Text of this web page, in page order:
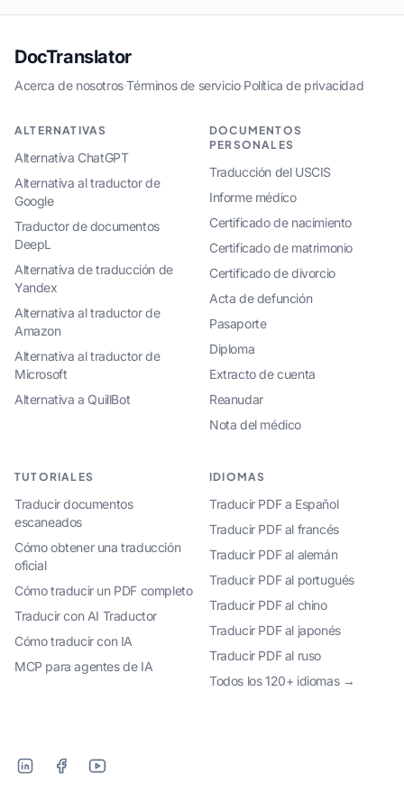
DocTranslator
Acerca de nosotros·Términos de servicio·Política de privacidad
ALTERNATIVAS
Alternativa ChatGPT
Alternativa al traductor de
Google
Traductor de documentos
DeepL
Alternativa de traducción de
Yandex
Alternativa al traductor de
Amazon
Alternativa al traductor de
Microsoft
Alternativa a QuillBot
DOCUMENTOS
PERSONALES
Traducción del USCIS
Informe médico
Certificado de nacimiento
Certificado de matrimonio
Certificado de divorcio
Acta de defunción
Pasaporte
Diploma
Extracto de cuenta
Reanudar
Nota del médico
TUTORIALES
Traducir documentos
escaneados
Cómo obtener una traducción
oficial
Cómo traducir un PDF completo
Traducir con AI Traductor
Cómo traducir con IA
MCP para agentes de IA
IDIOMAS
Traducir PDF a Español
Traducir PDF al francés
Traducir PDF al alemán
Traducir PDF al portugués
Traducir PDF al chino
Traducir PDF al japonés
Traducir PDF al ruso
Todos los 120+ idiomas →